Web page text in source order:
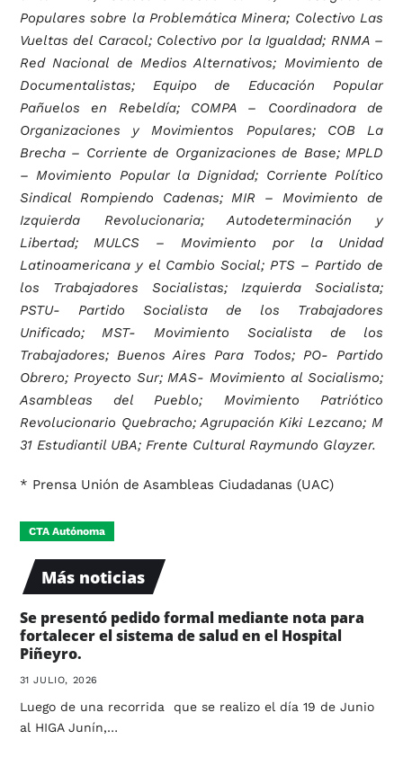
Populares sobre la Problemática Minera; Colectivo Las
Vueltas del Caracol; Colectivo por la Igualdad; RNMA –
Red Nacional de Medios Alternativos; Movimiento de
Documentalistas; Equipo de Educación Popular
Pañuelos en Rebeldía; COMPA – Coordinadora de
Organizaciones y Movimientos Populares; COB La
Brecha – Corriente de Organizaciones de Base; MPLD
– Movimiento Popular la Dignidad; Corriente Político
Sindical Rompiendo Cadenas; MIR – Movimiento de
Izquierda Revolucionaria; Autodeterminación y
Libertad; MULCS – Movimiento por la Unidad
Latinoamericana y el Cambio Social; PTS – Partido de
los Trabajadores Socialistas; Izquierda Socialista;
PSTU- Partido Socialista de los Trabajadores
Unificado; MST- Movimiento Socialista de los
Trabajadores; Buenos Aires Para Todos; PO- Partido
Obrero; Proyecto Sur; MAS- Movimiento al Socialismo;
Asambleas del Pueblo; Movimiento Patriótico
Revolucionario Quebracho; Agrupación Kiki Lezcano; M
31 Estudiantil UBA; Frente Cultural Raymundo Glayzer.
* Prensa Unión de Asambleas Ciudadanas (UAC)
CTA Autónoma
Más noticias
Se presentó pedido formal mediante nota para
fortalecer el sistema de salud en el Hospital
Piñeyro.
31 JULIO, 2026
Luego de una recorrida que se realizo el día 19 de Junio
al HIGA Junín,…